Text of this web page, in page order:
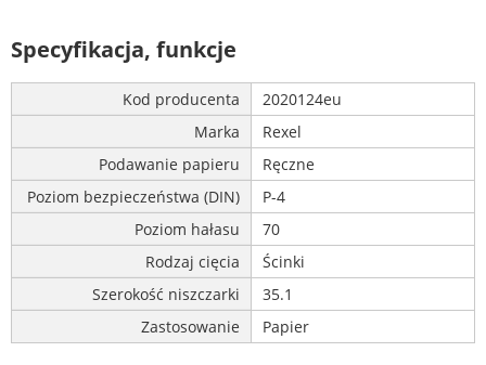
Specyfikacja, funkcje
Kod producenta
2020124eu
Marka
Rexel
Podawanie papieru
Ręczne
Poziom bezpieczeństwa (DIN)
P-4
Poziom hałasu
70
Rodzaj cięcia
Ścinki
Szerokość niszczarki
35.1
Zastosowanie
Papier